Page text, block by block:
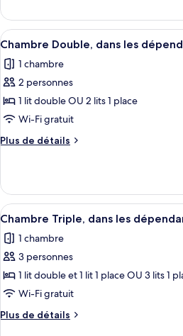
Chambre
Simple,
dans
les
dépendances
(Small)
le
type
de
Chambre
Simple,
les
dépendances
Afficher
toutes
les
photos
pour
ce
type
de
Chambre
Double,
dans
les
dépendances
12
Chambre Double, dans les
1 chambre
2 personnes
1 lit double OU 2 lits 1 place
Wi-Fi gratuit
Plus de détails
Plus
le
type
de
Chambre
Double,
les
dépendances
Afficher
toutes
les
photos
pour
ce
type
de
10
Chambre Triple, dans les
1 chambre
3 personnes
1 lit double et 1 lit 1 place OU 3 lits 1
Wi-Fi gratuit
Plus de détails
Plus